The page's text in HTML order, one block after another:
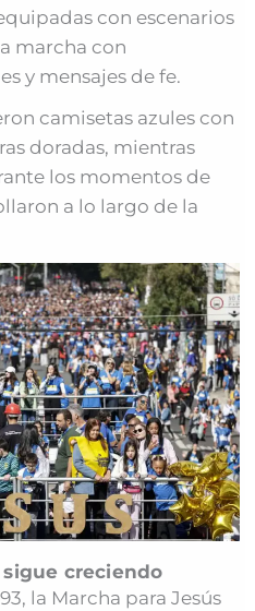
con escenarios
marcha con
y mensajes de fe.
camisetas azules con
doradas, mientras
los momentos de
a lo largo de la
creciendo
la Marcha para Jesús